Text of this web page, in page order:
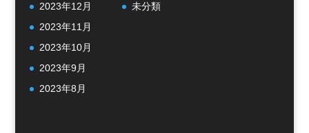
2023年12月
2023年11月
2023年10月
2023年9月
2023年8月
未分類